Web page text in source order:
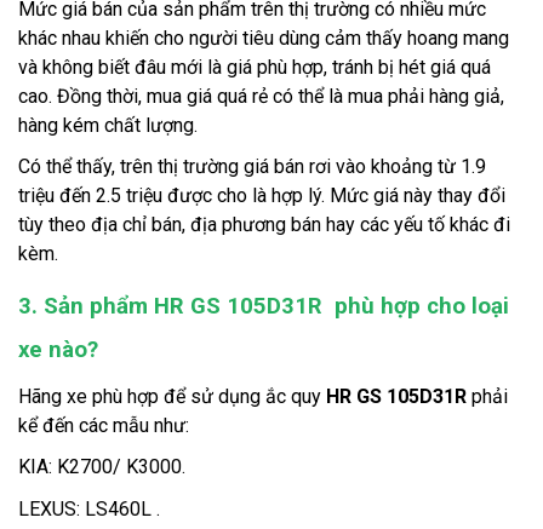
Mức giá bán của sản phẩm trên thị trường có nhiều mức
khác nhau khiến cho người tiêu dùng cảm thấy hoang mang
và không biết đâu mới là giá phù hợp, tránh bị hét giá quá
cao. Đồng thời, mua giá quá rẻ có thể là mua phải hàng giả,
hàng kém chất lượng.
Có thể thấy, trên thị trường giá bán rơi vào khoảng từ 1.9
triệu đến 2.5 triệu được cho là hợp lý. Mức giá này thay đổi
tùy theo địa chỉ bán, địa phương bán hay các yếu tố khác đi
kèm.
3. Sản phẩm HR GS 105D31R  phù hợp cho loại
xe nào?
Hãng xe phù hợp để sử dụng ắc quy HR GS 105D31R phải
kể đến các mẫu như:
KIA: K2700/ K3000.
LEXUS: LS460L .